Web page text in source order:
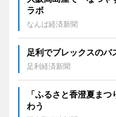
ラボ
なんば経済新聞
足利でブレックスの
足利経済新聞
「ふるさと香澄夏ま
わう